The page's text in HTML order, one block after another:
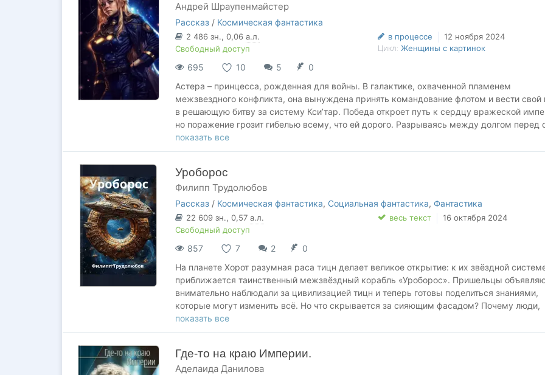
Запутались? Ну а что поделать, это жизнь, в ней нет супергероя одиночки, который все
разрулит харизмой и превозмоганием. Только взрослые дяди и тети, со своими
амбициями и тайнами, которые не любят делать резких движений, но и каждое
слово или действие могут тут же использовать для ответного хода или изменения своей
Галактика мест мутное ;)
Андрей Шраупенмайстер
Рассказ / Космическая фантастика
2 486 зн., 0,06 а.л.
Свободный доступ
в процессе
12 ноября 2024
Цикл: Женщины с картинок
695 10 5
0
Астера – принцесса, рожденная для войны. В галактике, охваченной пламенем
межзвездного конфликта, она вынуждена принять командование флотом и вести свой
в решающую битву за систему Кси’тар. Победа откроет путь к сердцу вражеской
но поражение грозит гибелью всему, что ей дорого. Разрываясь между долгом перед
народом и тяжестью ответственности за жизни солдат, Астера должна сделать выбор,
который определит не только её судьбу, но и будущее всей галактики. Сможет ли она
досталась?
показать все
Уроборос
Филипп Трудолюбов
Рассказ / Космическая фантастика, Социальная фантастика, Фантастика
22 609 зн., 0,57 а.л.
Свободный доступ
весь текст 16 октября 2024
857 7 2
0
На планете Хорот разумная раса тицн делает великое открытие: к их звёздной
приближается таинственный межзвёздный корабль «Уроборос». Пришельцы
внимательно наблюдали за цивилизацией тицн и теперь готовы поделиться знаниями,
которые могут изменить всё. Но что скрывается за сияющим фасадом? Почему люди,
создатели «Уробороса», навечно покинули свои планеты и отказались от привычной
И что принесёт тицн эта встреча с величайшим творением человечества?
показать все
Где-то на краю Империи.
Аделаида Данилова